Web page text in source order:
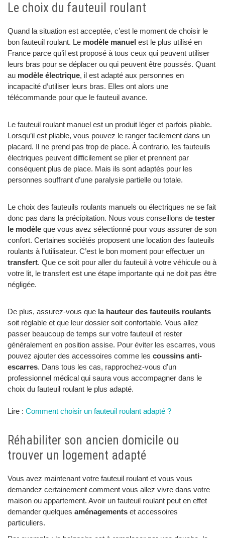
Le choix du fauteuil roulant
Quand la situation est acceptée, c’est le moment de choisir le
bon fauteuil roulant. Le modèle manuel est le plus utilisé en
France parce qu’il est proposé à tous ceux qui peuvent utiliser
leurs bras pour se déplacer ou qui peuvent être poussés. Quant
au modèle électrique, il est adapté aux personnes en
incapacité d’utiliser leurs bras. Elles ont alors une
télécommande pour que le fauteuil avance.
Le fauteuil roulant manuel est un produit léger et parfois pliable.
Lorsqu’il est pliable, vous pouvez le ranger facilement dans un
placard. Il ne prend pas trop de place. À contrario, les fauteuils
électriques peuvent difficilement se plier et prennent par
conséquent plus de place. Mais ils sont adaptés pour les
personnes souffrant d’une paralysie partielle ou totale.
Le choix des fauteuils roulants manuels ou électriques ne se fait
donc pas dans la précipitation. Nous vous conseillons de tester
le modèle que vous avez sélectionné pour vous assurer de son
confort. Certaines sociétés proposent une location des fauteuils
roulants à l’utilisateur. C’est le bon moment pour effectuer un
transfert. Que ce soit pour aller du fauteuil à votre véhicule ou à
votre lit, le transfert est une étape importante qui ne doit pas être
négligée.
De plus, assurez-vous que la hauteur des fauteuils roulants
soit réglable et que leur dossier soit confortable. Vous allez
passer beaucoup de temps sur votre fauteuil et rester
généralement en position assise. Pour éviter les escarres, vous
pouvez ajouter des accessoires comme les coussins anti-
escarres. Dans tous les cas, rapprochez-vous d’un
professionnel médical qui saura vous accompagner dans le
choix du fauteuil roulant le plus adapté.
Lire : Comment choisir un fauteuil roulant adapté ?
Réhabiliter son ancien domicile ou
trouver un logement adapté
Vous avez maintenant votre fauteuil roulant et vous vous
demandez certainement comment vous allez vivre dans votre
maison ou appartement. Avoir un fauteuil roulant peut en effet
demander quelques aménagements et accessoires
particuliers.